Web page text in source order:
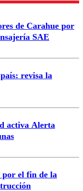
de Carahue por
SAE
revisa la
activa Alerta
por el fin de la